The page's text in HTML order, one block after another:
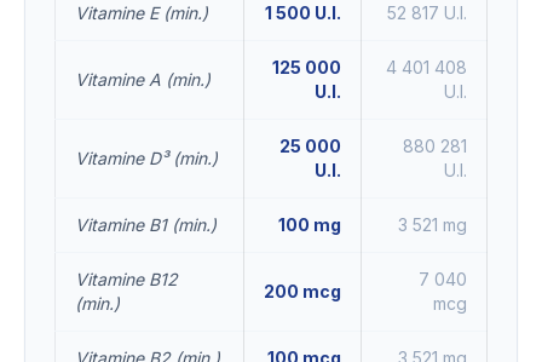
Vitamine E (min.) 1 500 U.I. 52 817 U.I.
Vitamine A (min.)
125 000
U.I.
4 401 408
U.I.
Vitamine D³ (min.)
25 000
U.I.
880 281
U.I.
Vitamine B1 (min.) 100 mg 3 521 mg
Vitamine B12
(min.)
200 mcg
7 040
mcg
Vitamine B2 (min.) 100 mcg 3 521 mg